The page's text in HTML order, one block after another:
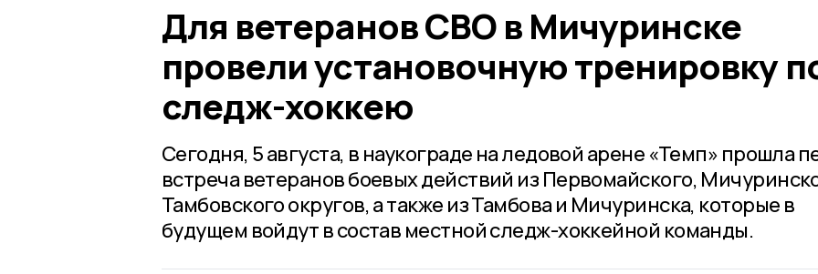
Для ветеранов СВО в Мичуринске
провели установочную тренировку
следж-хоккею
Сегодня, 5 августа, в наукограде на ледовой арене «Темп» прошла
встреча ветеранов боевых действий из Первомайского,
Тамбовского округов, а также из Тамбова и Мичуринска, которые в
будущем войдут в состав местной следж-хоккейной команды.